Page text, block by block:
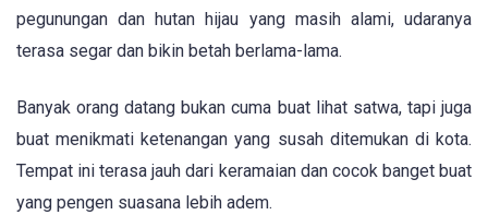
pegunungan dan hutan hijau yang masih alami, udaranya
terasa segar dan bikin betah berlama-lama.
Banyak orang datang bukan cuma buat lihat satwa, tapi juga
buat menikmati ketenangan yang susah ditemukan di kota.
Tempat ini terasa jauh dari keramaian dan cocok banget buat
yang pengen suasana lebih adem.